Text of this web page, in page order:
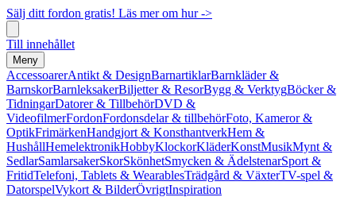
Sälj ditt fordon gratis! Läs mer om hur ->
Till innehållet
Meny
AccessoarerAntikt & DesignBarnartiklarBarnkläder &
BarnskorBarnleksakerBiljetter & ResorBygg & VerktygBöcker &
TidningarDatorer & TillbehörDVD &
VideofilmerFordonFordonsdelar & tillbehörFoto, Kameror &
OptikFrimärkenHandgjort & KonsthantverkHem &
HushållHemelektronikHobbyKlockorKläderKonstMusikMynt &
SedlarSamlarsakerSkorSkönhetSmycken & ÄdelstenarSport &
FritidTelefoni, Tablets & WearablesTrädgård & VäxterTV-spel &
DatorspelVykort & BilderÖvrigtInspiration